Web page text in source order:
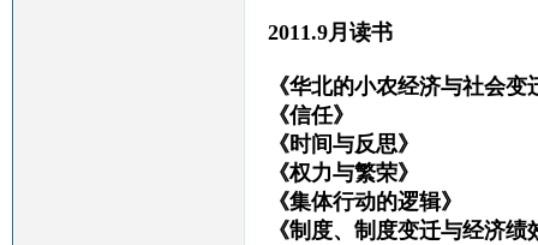
2011.9月读书
《华北的小农经济与社会变
《信任》
《时间与反思
《权力与繁荣
《集体行动的逻辑
《制度、制度变迁与经济绩